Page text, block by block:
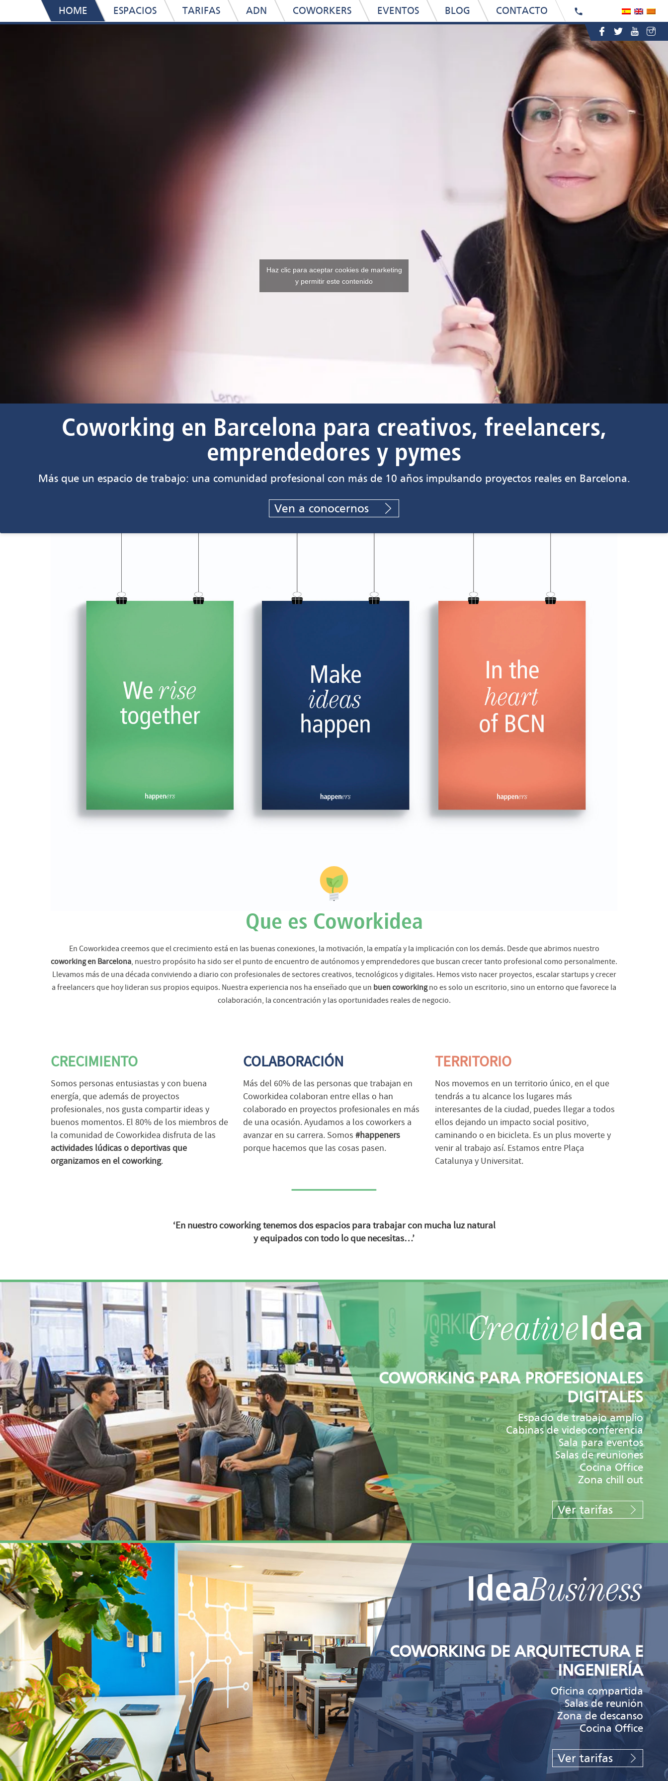
HOME ESPACIOS TARIFAS ADN COWORKERS EVENTOS BLOG CONTACTO
Coworking en Barcelona para creativos, freelancers,
emprendedores y pymes
Más que un espacio de trabajo: una comunidad profesional con más de 10 años impulsando proyectos reales en Barcelona.
Ven a conocernos
Haz clic para aceptar cookies de marketing
y permitir este contenido
Que es Coworkidea
En Coworkidea creemos que el crecimiento está en las buenas conexiones, la motivación, la empatía y la implicación con los demás. Desde que abrimos nuestro
coworking en Barcelona, nuestro propósito ha sido ser el punto de encuentro de autónomos y emprendedores que buscan crecer tanto profesional como personalmente.
Llevamos más de una década conviviendo a diario con profesionales de sectores creativos, tecnológicos y digitales. Hemos visto nacer proyectos, escalar startups y crecer
a freelancers que hoy lideran sus propios equipos. Nuestra experiencia nos ha enseñado que un buen coworkingno es solo un escritorio, sino un entorno que favorece la
colaboración, la concentración y las oportunidades reales de negocio.
CRECIMIENTO
Somos personas entusiastas y con buena
energía, que además de proyectos
profesionales, nos gusta compartir ideas y
buenos momentos. El 80% de los miembros de
la comunidad de Coworkidea disfruta de las
actividades lúdicas o deportivas que
organizamos en el coworking.
COLABORACIÓN
Más del 60% de las personas que trabajan en
Coworkidea colaboran entre ellas o han
colaborado en proyectos profesionales en más
de una ocasión. Ayudamos a los coworkers a
avanzar en su carrera. Somos #happeners
porque hacemos que las cosas pasen.
TERRITORIO
Nos movemos en un territorio único, en el que
tendrás a tu alcance los lugares más
interesantes de la ciudad, puedes llegar a todos
ellos dejando un impacto social positivo,
caminando o en bicicleta. Es un plus moverte y
venir al trabajo así. Estamos entre Plaça
Catalunya y Universitat.
‘En nuestro coworking tenemos dos espacios para trabajarcon mucha luz natural
y equipados con todo lo que necesitas…’
CreativeIdea
COWORKING PARA PROFESIONALES
DIGITALES
Espacio de trabajo amplio
Cabinas de videoconferencia
Sala para eventos
Salas de reuniones
Cocina Office
Zona chill out
Ver tarifas
IdeaBusiness
COWORKING DE ARQUITECTURA E
INGENIERÍA
Oficina compartida
Salas de reunión
Zona de descanso
Cocina Office
Ver tarifas